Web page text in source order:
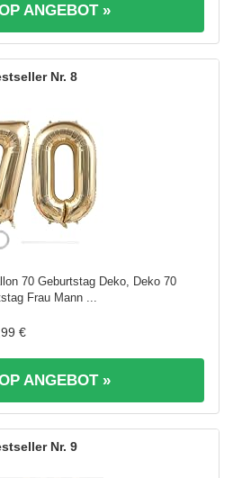
ANGEBOT »
8
70 Geburtstag Deko, Deko 70
Frau Mann ...
€
ANGEBOT »
9